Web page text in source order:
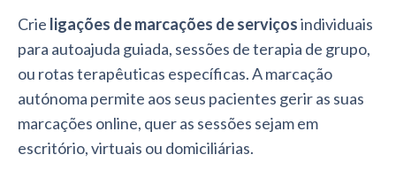
Crie ligações de marcações de serviçosindividuais
para autoajuda guiada, sessões de terapia de grupo,
ou rotas terapêuticas específicas. A marcação
autónoma permite aos seus pacientes gerir as suas
marcações online, quer as sessões sejam em
escritório, virtuais ou domiciliárias.